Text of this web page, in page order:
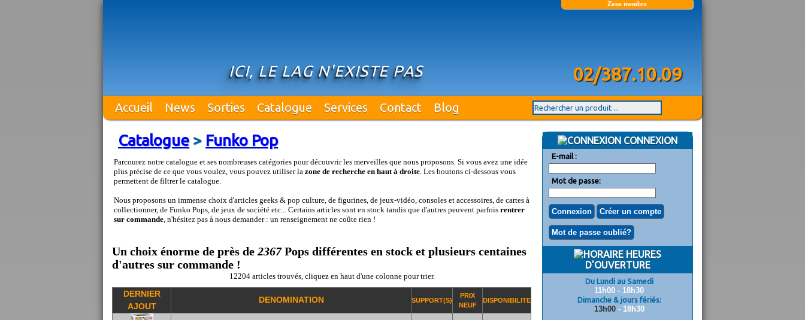
ICI, LE LAG N'EXISTE PAS
Zone membre
02/387.10.09
Accueil News Sorties Catalogue Services Contact Blog
Catalogue> Funko Pop
Parcourez notre catalogue et ses nombreuses catégories pour découvrir les merveilles que nous proposons. Si vous avez une idée
plus précise de ce que vous voulez, vous pouvez utiliser la zone de recherche en haut à droite. Les boutons ci-dessous vous
permettent de filtrer le catalogue.
Nous proposons un immense choix d'articles geeks & pop culture, de figurines, de jeux-vidéo, consoles et accessoires, de cartes à
collectionner, de Funko Pops, de jeux de société etc... Certains articles sont en stock tandis que d'autres peuvent parfois rentrer
sur commande, n'hésitez pas à nous demander : un renseignement ne coûte rien !
Un choix énorme de près de 2367Pops différentes en stock et plusieurs centaines
d'autres sur commande !
12204 articles trouvés, cliquez en haut d'une colonne pour trier.
DERNIER
AJOUT
DENOMINATION SUPPORT(S)
PRIX
NEUF
DISPONIBILITE
CONNEXION
E-mail :
Mot de passe:
HEURES
D'OUVERTURE
Du Lundi au Samedi
11h00 - 18h30
Dimanche & jours fériés:
13h00- 18h30